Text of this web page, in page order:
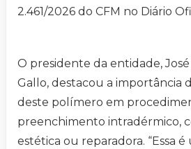
2.461/2026 do CFM no Diário
O presidente da entidade, José
Gallo, destacou a importância
deste polímero em
preenchimento intradérmico,
estética ou reparadora. “Essa